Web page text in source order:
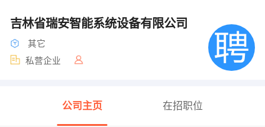
吉林省瑞安智能系统设备有限公司
其它
私营企业
公司主页 在招职位